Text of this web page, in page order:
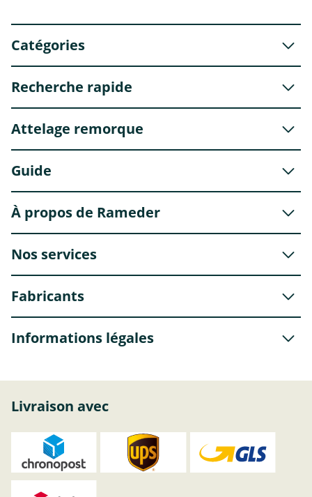
Catégories
Recherche rapide
Attelage remorque
Guide
À propos de Rameder
Nos services
Fabricants
Informations légales
Livraison avec